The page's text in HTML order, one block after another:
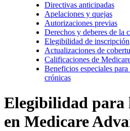
Directivas anticipadas
Apelaciones y quejas
Autorizaciones previas
Derechos y deberes de la
Elegibilidad de inscripción
Actualizaciones de
Calificaciones de
Beneficios especiales
crónicas
Elegibilidad para
en Medicare